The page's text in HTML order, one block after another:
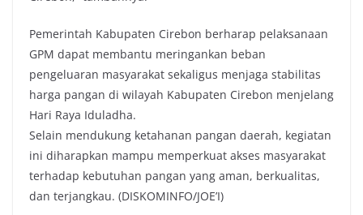
Pemerintah Kabupaten Cirebon berharap pelaksanaan
GPM dapat membantu meringankan beban
pengeluaran masyarakat sekaligus menjaga stabilitas
harga pangan di wilayah Kabupaten Cirebon menjelang
Hari Raya Iduladha.
Selain mendukung ketahanan pangan daerah, kegiatan
ini diharapkan mampu memperkuat akses masyarakat
terhadap kebutuhan pangan yang aman, berkualitas,
dan terjangkau. (DISKOMINFO/JOE’I)